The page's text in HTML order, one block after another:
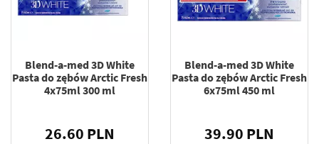
Blend-a-med 3D White
Pasta do zębów Arctic Fresh
4x75ml 300 ml
26.60 PLN
Blend-a-med 3D White
Pasta do zębów Arctic Fresh
6x75ml 450 ml
39.90 PLN